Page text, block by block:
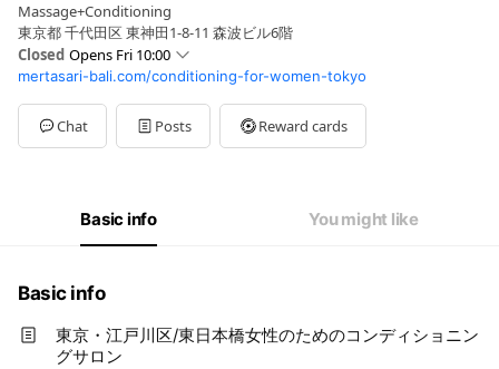
Massage+Conditioning
東京都 千代田区 東神田1-8-11 森波ビル6階
Closed Opens Fri 10:00
Sun11:00 - 19:00
Mon10:00 - 19:00
Tue10:00 - 19:00
Wed10:00 - 19:00
11:00 - 19:00
馬喰町店は全日11:00〜
mertasari-bali.com/conditioning-for-women-tokyo
Chat Posts Reward cards
Basic info You might like
Basic info
東京・江戸川区/東日本橋女性のためのコンディショニン
グサロン